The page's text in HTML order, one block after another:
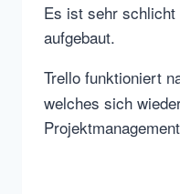
Es ist sehr
aufgebaut.
Trello funktioniert
welches sich